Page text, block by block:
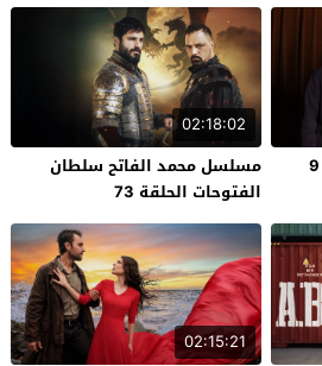
02:18:02
مسلسل محمد الفاتح سلطان
الفتوحات الحلقة 73
02:15:21